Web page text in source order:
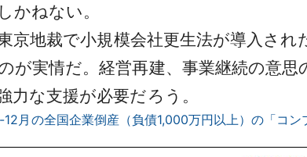
かねない。
地裁で小規模会社更生法が導入され
が実情だ。経営再建、事業継続の意
力な支援が必要だろう。
月の全国企業倒産（負債1,000万円以上）の「コ